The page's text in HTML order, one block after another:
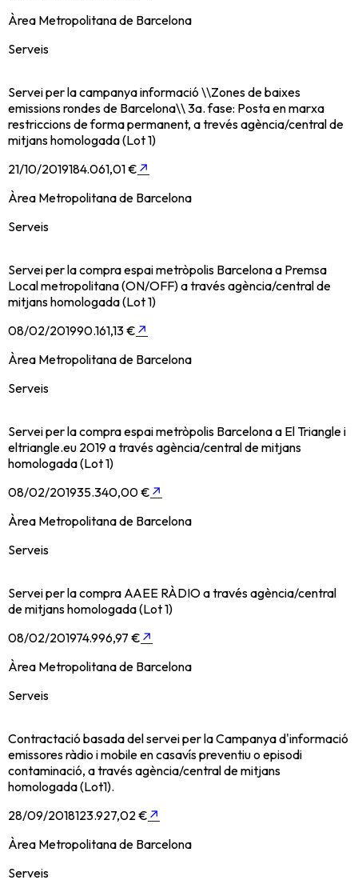
Àrea Metropolitana de Barcelona
Serveis
Servei per la campanya informació \\Zones de baixes
emissions rondes de Barcelona\\ 3a. fase: Posta en marxa
restriccions de forma permanent, a trevés agència/central de
mitjans homologada (Lot 1)
21/10/2019184.061,01 € ↗
Àrea Metropolitana de Barcelona
Serveis
Servei per la compra espai metròpolis Barcelona a Premsa
Local metropolitana (ON/OFF) a través agència/central de
mitjans homologada (Lot 1)
08/02/201990.161,13 € ↗
Àrea Metropolitana de Barcelona
Serveis
Servei per la compra espai metròpolis Barcelona a El Triangle i
eltriangle.eu 2019 a través agència/central de mitjans
homologada (Lot 1)
08/02/201935.340,00 € ↗
Àrea Metropolitana de Barcelona
Serveis
Servei per la compra AAEE RÀDIO a través agència/central
de mitjans homologada (Lot 1)
08/02/201974.996,97 € ↗
Àrea Metropolitana de Barcelona
Serveis
Contractació basada del servei per la Campanya d'informació
emissores ràdio i mobile en casavís preventiu o episodi
contaminació, a través agència/central de mitjans
homologada (Lot1).
28/09/2018123.927,02 € ↗
Àrea Metropolitana de Barcelona
Serveis